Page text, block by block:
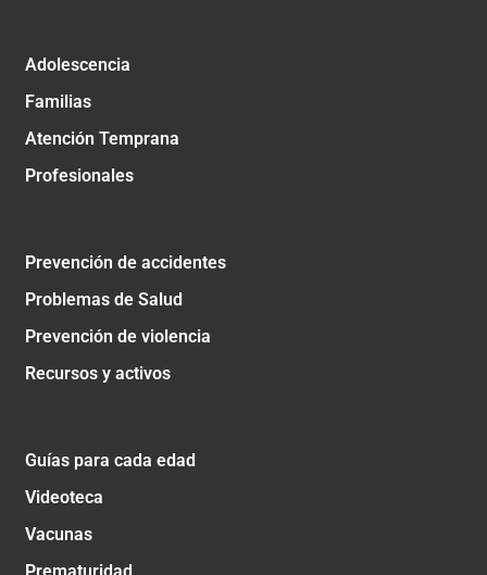
Adolescencia
Familias
Atención Temprana
Profesionales
Prevención de accidentes
Problemas de Salud
Prevención de violencia
Recursos y activos
Guías para cada edad
Videoteca
Vacunas